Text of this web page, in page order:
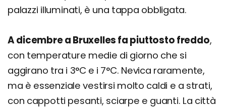
palazzi illuminati, è una tappa obbligata.
A dicembre a Bruxelles fa piuttosto freddo,
con temperature medie di giorno che si
aggirano tra i 3°C e i 7°C. Nevica raramente,
ma è essenziale vestirsi molto caldi e a strati,
con cappotti pesanti, sciarpe e guanti. La città